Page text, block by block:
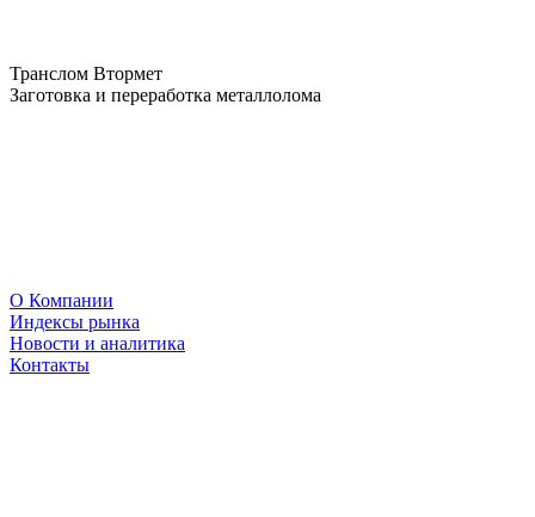
Транслом Втормет
Заготовка и переработка металлолома
О Компании
Индексы рынка
Новости и аналитика
Контакты